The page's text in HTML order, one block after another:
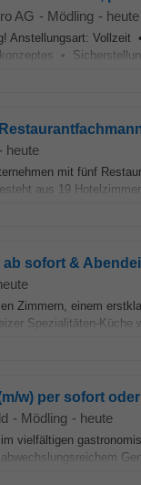
AG - Mödling - heute
Anstellungsart:
•
- heute
mit fünf
aus 19
sofort &
Zimmern, einem
Spezialitäten-Küche
w) per sofort
- Mödling - heute
vielfältigen
abwechslungsreichem